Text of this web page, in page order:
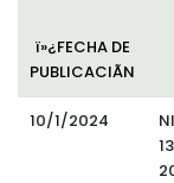
GESTIÓN
Plan de
Plan
ï»¿FECHA DE
PUBLICACIÃN
10/1/2024